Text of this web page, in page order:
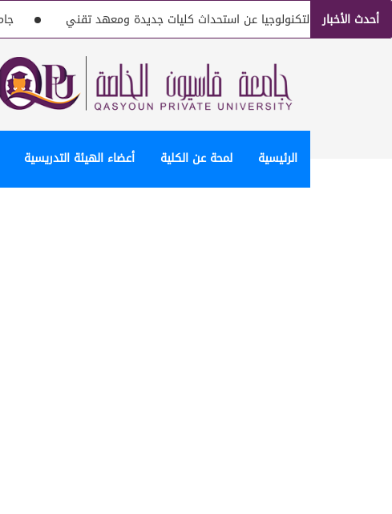
أحدث الأخبار
للعلوم والتكنولوجيا عن استحداث كليات جديدة ومعهد تقني
الرئيسية لمحة عن الكلية أعضاء الهيئة التدريسية